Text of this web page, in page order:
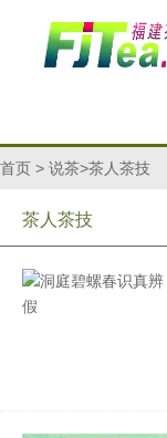
首页 > 说茶>茶人茶技
茶人茶技